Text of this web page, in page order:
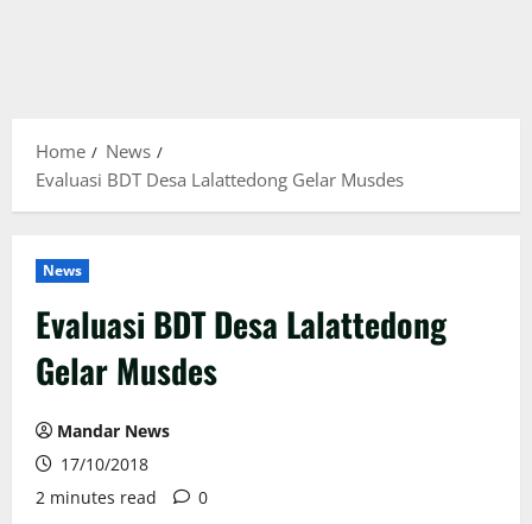
Home
News
Evaluasi BDT Desa Lalattedong Gelar Musdes
News
Evaluasi BDT Desa Lalattedong
Gelar Musdes
Mandar News
17/10/2018
2 minutes read
0